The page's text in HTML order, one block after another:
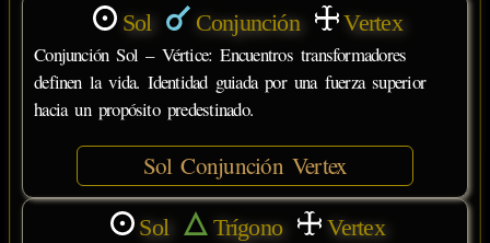
Sol Conjunción Vertex
Conjunción Sol – Vértice: Encuentros transformadores
definen la vida. Identidad guiada por una fuerza superior
hacia un propósito predestinado.
Sol Conjunción Vertex
Sol Trígono Vertex